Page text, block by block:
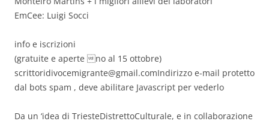
EmCee: Luigi Socci
info e iscrizioni
(gratuite e aperte no al 15 ottobre)
scrittoridivocemigrante@gmail.comIndirizzo e-mail protetto
dal bots spam , deve abilitare Javascript per vederlo
Da un ‘idea di TriesteDistrettoCulturale, e in collaborazione